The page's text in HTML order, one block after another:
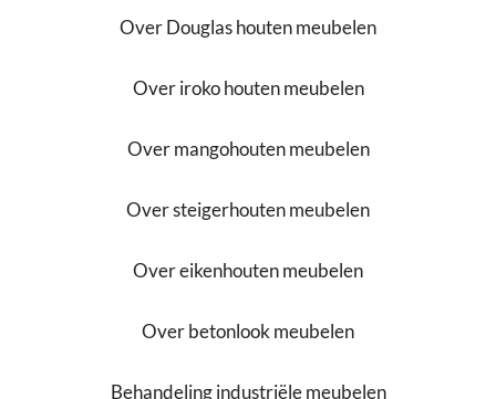
Over Douglas houten meubelen
Over iroko houten meubelen
Over mangohouten meubelen
Over steigerhouten meubelen
Over eikenhouten meubelen
Over betonlook meubelen
Behandeling industriële meubelen